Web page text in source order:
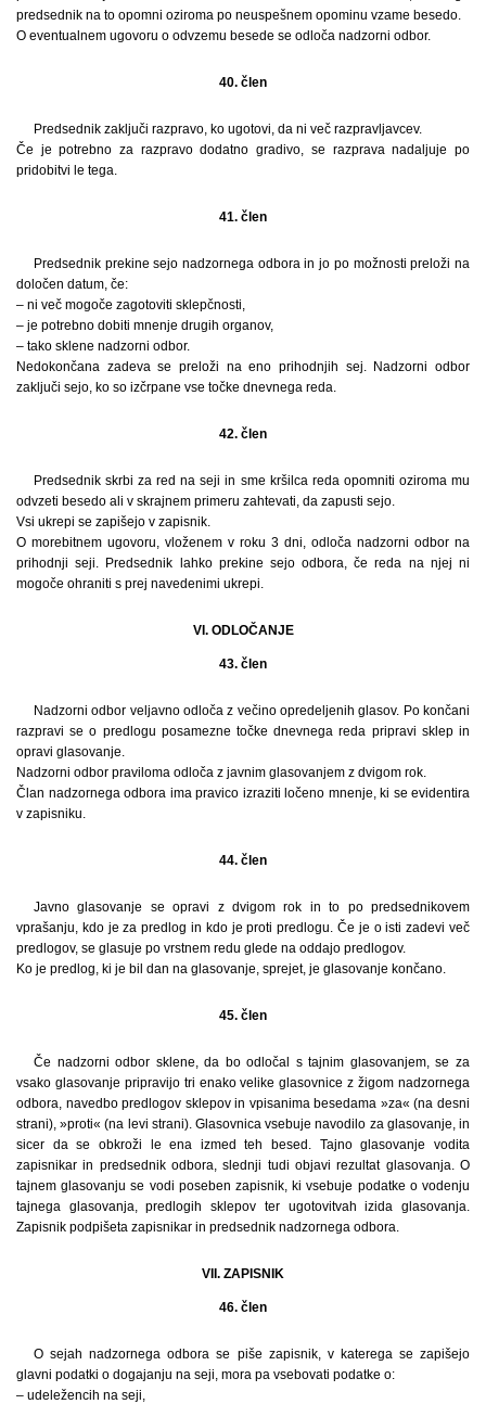
predsednik na to opomni oziroma po neuspešnem opominu vzame besedo.
O eventualnem ugovoru o odvzemu besede se odloča nadzorni odbor.
40. člen
Predsednik zaključi razpravo, ko ugotovi, da ni več razpravljavcev.
Če je potrebno za razpravo dodatno gradivo, se razprava nadaljuje po
pridobitvi le tega.
41. člen
Predsednik prekine sejo nadzornega odbora in jo po možnosti preloži na
določen datum, če:
– ni več mogoče zagotoviti sklepčnosti,
– je potrebno dobiti mnenje drugih organov,
– tako sklene nadzorni odbor.
Nedokončana zadeva se preloži na eno prihodnjih sej. Nadzorni odbor
zaključi sejo, ko so izčrpane vse točke dnevnega reda.
42. člen
Predsednik skrbi za red na seji in sme kršilca reda opomniti oziroma mu
odvzeti besedo ali v skrajnem primeru zahtevati, da zapusti sejo.
Vsi ukrepi se zapišejo v zapisnik.
O morebitnem ugovoru, vloženem v roku 3 dni, odloča nadzorni odbor na
prihodnji seji. Predsednik lahko prekine sejo odbora, če reda na njej ni
mogoče ohraniti s prej navedenimi ukrepi.
VI. ODLOČANJE
43. člen
Nadzorni odbor veljavno odloča z večino opredeljenih glasov. Po končani
razpravi se o predlogu posamezne točke dnevnega reda pripravi sklep in
opravi glasovanje.
Nadzorni odbor praviloma odloča z javnim glasovanjem z dvigom rok.
Član nadzornega odbora ima pravico izraziti ločeno mnenje, ki se evidentira
v zapisniku.
44. člen
Javno glasovanje se opravi z dvigom rok in to po predsednikovem
vprašanju, kdo je za predlog in kdo je proti predlogu. Če je o isti zadevi več
predlogov, se glasuje po vrstnem redu glede na oddajo predlogov.
Ko je predlog, ki je bil dan na glasovanje, sprejet, je glasovanje končano.
45. člen
Če nadzorni odbor sklene, da bo odločal s tajnim glasovanjem, se za
vsako glasovanje pripravijo tri enako velike glasovnice z žigom nadzornega
odbora, navedbo predlogov sklepov in vpisanima besedama »za« (na desni
strani), »proti« (na levi strani). Glasovnica vsebuje navodilo za glasovanje, in
sicer da se obkroži le ena izmed teh besed. Tajno glasovanje vodita
zapisnikar in predsednik odbora, slednji tudi objavi rezultat glasovanja. O
tajnem glasovanju se vodi poseben zapisnik, ki vsebuje podatke o vodenju
tajnega glasovanja, predlogih sklepov ter ugotovitvah izida glasovanja.
Zapisnik podpišeta zapisnikar in predsednik nadzornega odbora.
VII. ZAPISNIK
46. člen
O sejah nadzornega odbora se piše zapisnik, v katerega se zapišejo
glavni podatki o dogajanju na seji, mora pa vsebovati podatke o:
– udeležencih na seji,